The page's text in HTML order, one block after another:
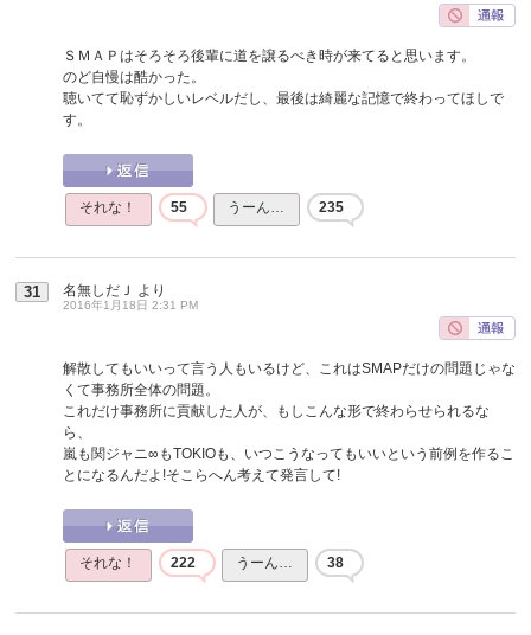
ＳＭＡＰはそろそろ後輩に道を譲るべき時が来てると思います。
のど自慢は酷かった。
聴いてて恥ずかしいレベルだし、最後は綺麗な記憶で終わってほしで
す。
それな！ 55 うーん… 235
31 名無しだＪ より
2016年1月18日 2:31 PM
解散してもいいって言う人もいるけど、これはSMAPだけの問題じゃな
くて事務所全体の問題。
これだけ事務所に貢献した人が、もしこんな形で終わらせられるな
ら、
嵐も関ジャニ∞もTOKIOも、いつこうなってもいいという前例を作るこ
とになるんだよ!そこらへん考えて発言して!
それな！ 222 うーん… 38